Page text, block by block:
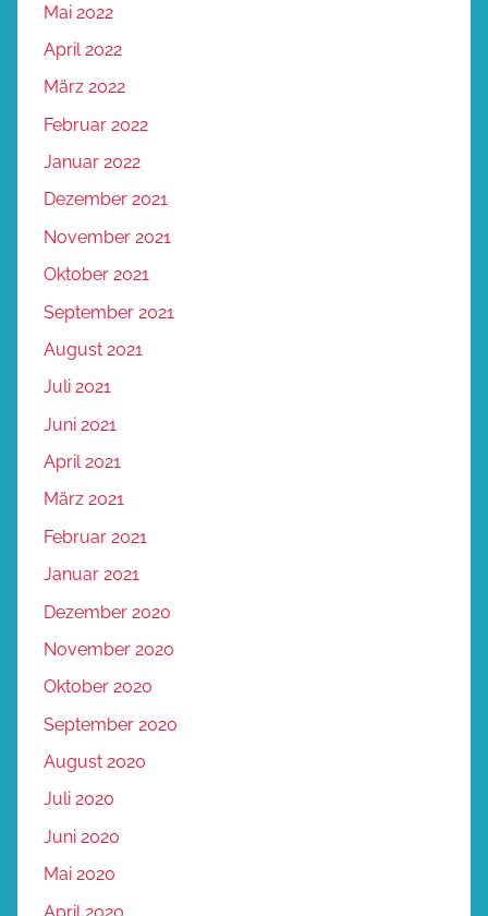
Mai 2022
April 2022
März 2022
Februar 2022
Januar 2022
Dezember 2021
November 2021
Oktober 2021
September 2021
August 2021
Juli 2021
Juni 2021
April 2021
März 2021
Februar 2021
Januar 2021
Dezember 2020
November 2020
Oktober 2020
September 2020
August 2020
Juli 2020
Juni 2020
Mai 2020
April 2020